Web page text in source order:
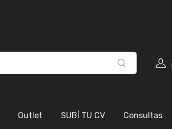
Outlet SUBÍ TU CV Consultas